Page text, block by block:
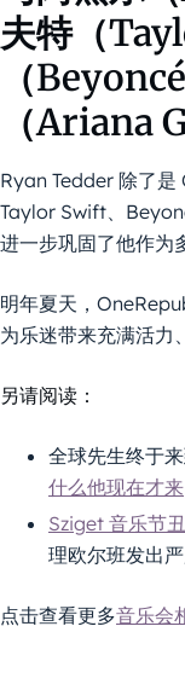
夫特（
（
（Ariana
Ryan Tedder 除了是
Taylor Swift、
进一步巩固了他作为
明年夏天，
为乐迷带来充满活力
另请阅读：
全球先生终于
什么他现在才来
Sziget 音乐节
理欧尔班发出
点击查看更多音乐会